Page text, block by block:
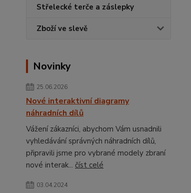
Střelecké terče a záslepky
Zboží ve slevě
Novinky
25.06.2026
Nové interaktivní diagramy
náhradních dílů
Vážení zákazníci, abychom Vám usnadnili
vyhledávání správných náhradních dílů,
připravili jsme pro vybrané modely zbraní
nové interak... číst celé
03.04.2024